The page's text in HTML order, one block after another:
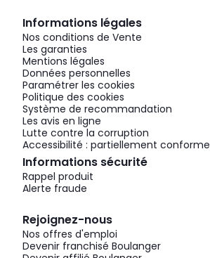
Informations légales
Nos conditions de Vente
Les garanties
Mentions légales
Données personnelles
Paramétrer les cookies
Politique des cookies
Système de recommandation
Les avis en ligne
Lutte contre la corruption
Accessibilité : partiellement conforme
Informations sécurité
Rappel produit
Alerte fraude
Rejoignez-nous
Nos offres d'emploi
Devenir franchisé Boulanger